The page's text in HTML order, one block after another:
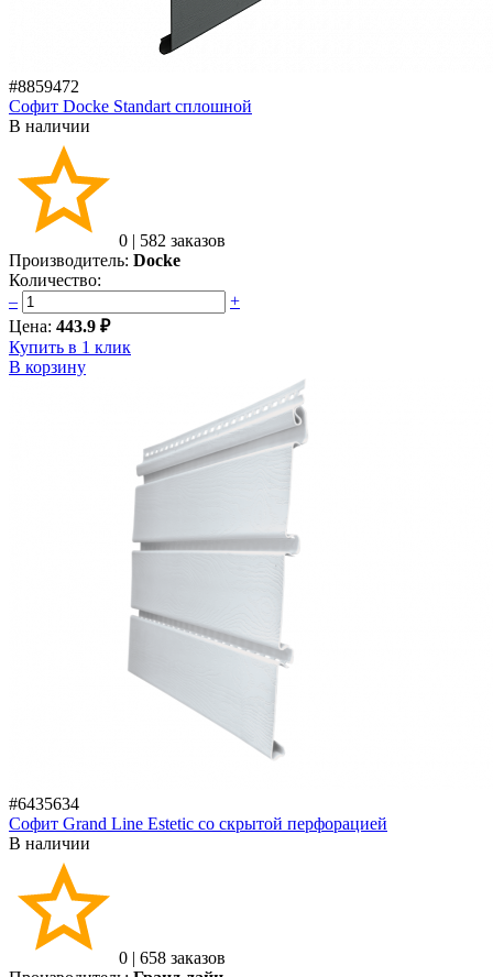
#8859472
Софит Docke Standart сплошной
В наличии
0 | 582 заказов
Производитель: Docke
Количество:
–
+
Цена: 443.9 ₽
Купить в 1 клик
В корзину
#6435634
Софит Grand Line Estetic со скрытой перфорацией
В наличии
0 | 658 заказов